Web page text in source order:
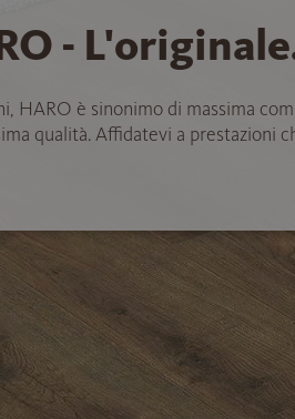
-
HARO è sinonimo di massima
qualità. Affidatevi a prestazioni